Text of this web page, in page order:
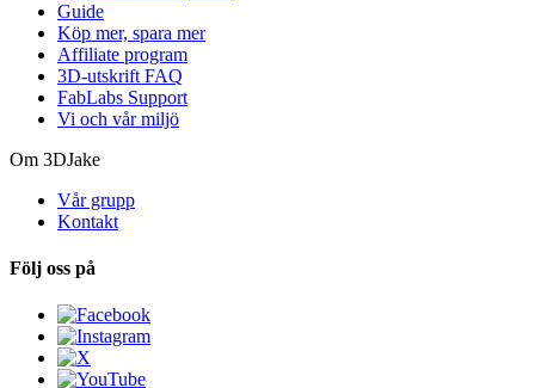
Guide
Köp mer, spara mer
Affiliate program
3D-utskrift FAQ
FabLabs Support
Vi och vår miljö
Om 3DJake
Vår grupp
Kontakt
Följ oss på